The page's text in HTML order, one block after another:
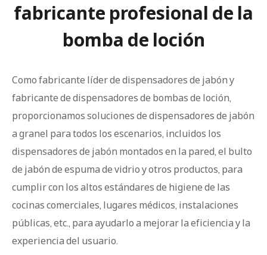
fabricante profesional de la
bomba de loción
Como fabricante líder de dispensadores de jabón y
fabricante de dispensadores de bombas de loción,
proporcionamos soluciones de dispensadores de jabón
a granel para todos los escenarios, incluidos los
dispensadores de jabón montados en la pared, el bulto
de jabón de espuma de vidrio y otros productos, para
cumplir con los altos estándares de higiene de las
cocinas comerciales, lugares médicos, instalaciones
públicas, etc., para ayudarlo a mejorar la eficiencia y la
experiencia del usuario.